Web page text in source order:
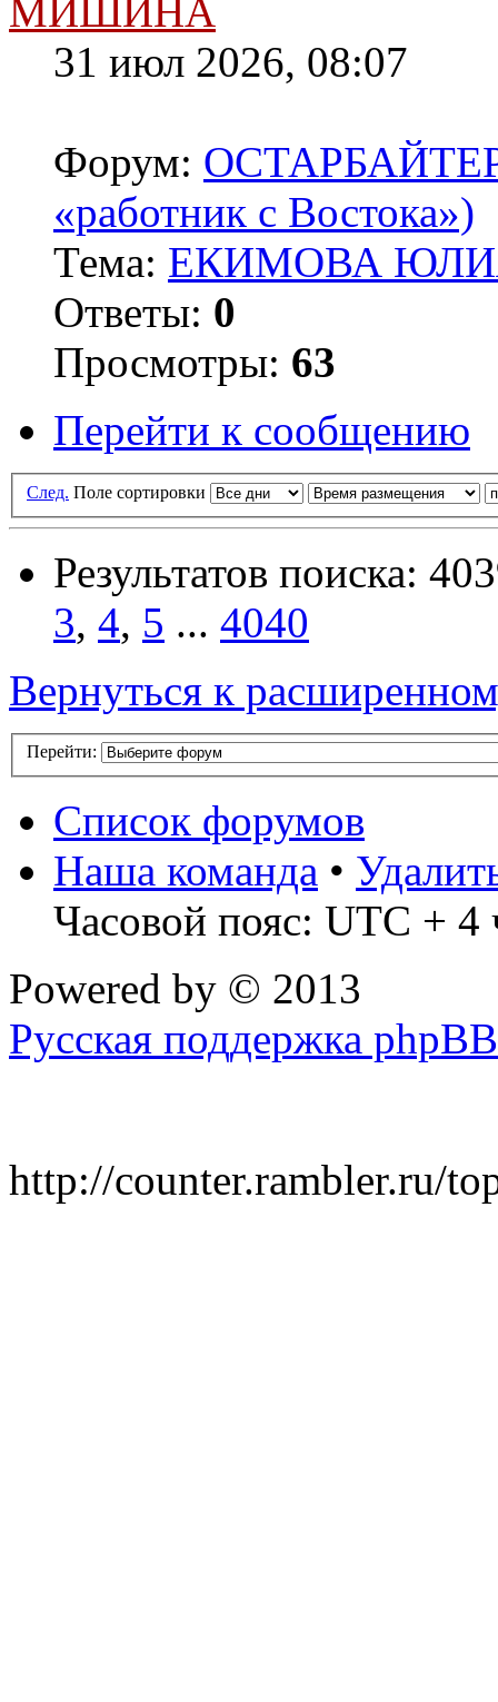
МИШИНА
31 июл 2026, 08:07
Форум:
«работник с Востока»)
Тема: ЕКИМОВА
Ответы: 0
Просмотры: 63
Перейти к сообщению
След. Поле сортировки
Результатов поиска:
3, 4, 5 ... 4040
Вернуться к
Перейти:
Список форумов
Наша команда •
Часовой пояс: UTC + 4
Powered by © 2013
Русская поддержка phpBB
http://counter.rambler.ru/